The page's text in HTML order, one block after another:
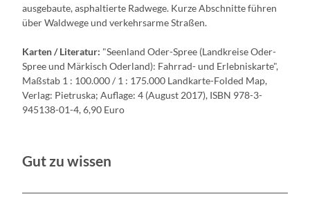
ausgebaute, asphaltierte Radwege. Kurze Abschnitte führen
über Waldwege und verkehrsarme Straßen.
Karten / Literatur: "Seenland Oder-Spree (Landkreise Oder-
Spree und Märkisch Oderland): Fahrrad- und Erlebniskarte",
Maßstab 1 : 100.000 / 1 : 175.000 Landkarte-Folded Map,
Verlag: Pietruska; Auflage: 4 (August 2017), ​ISBN 978-3-
945138-01-4, 6,90 Euro
Gut zu wissen